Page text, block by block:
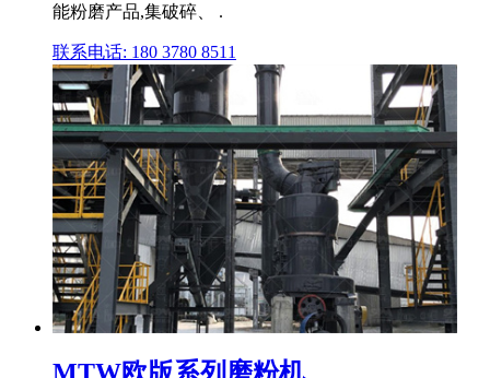
能粉磨产品,集破碎、 .
联系电话: 180 3780 8511
MTW欧版系列磨粉机